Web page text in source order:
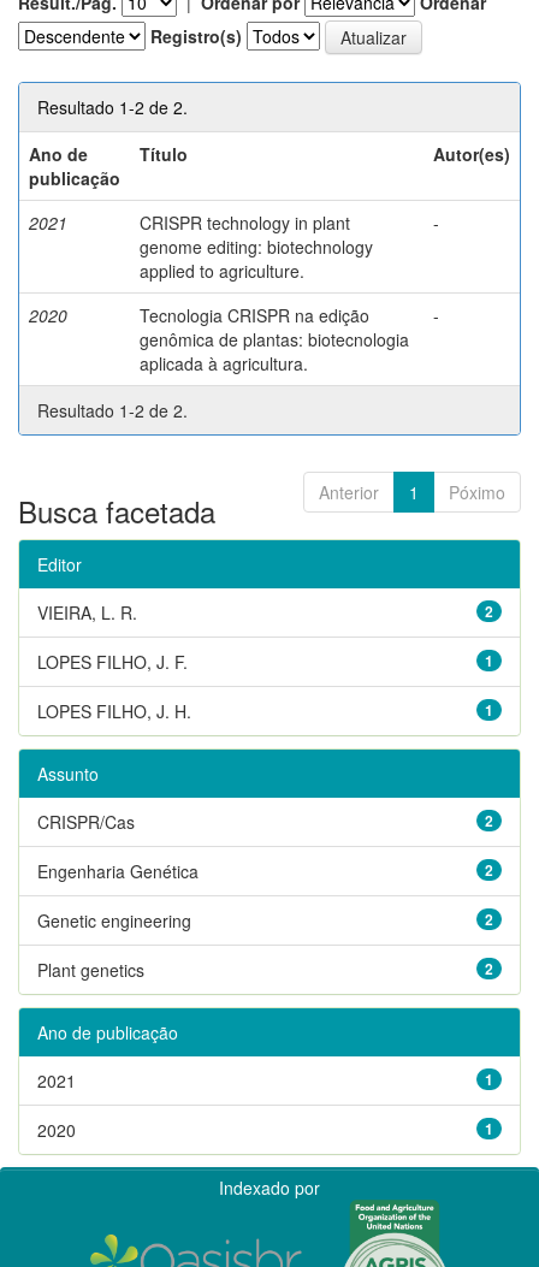
Registro(s)
Resultado 1-2 de 2.
Ano de
publicação
Título Autor(es)
2021
CRISPR technology in plant
genome editing: biotechnology
applied to agriculture.
-
2020
Tecnologia CRISPR na edição
genômica de plantas: biotecnologia
aplicada à agricultura.
-
Resultado 1-2 de 2.
Anterior 1 Póximo
Busca facetada
Editor
2
VIEIRA, L. R.
1
LOPES FILHO, J. F.
1
LOPES FILHO, J. H.
Assunto
2
CRISPR/Cas
2
Engenharia Genética
2
Genetic engineering
2
Plant genetics
Ano de publicação
1
2021
1
2020
Indexado por